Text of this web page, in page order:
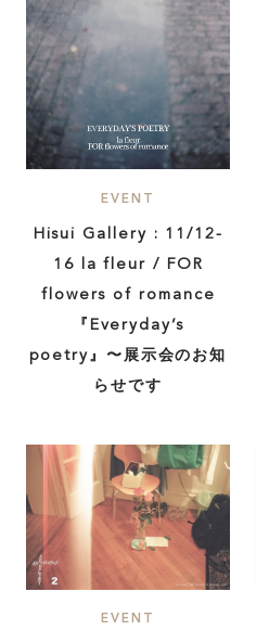
SHARE :
EVENT
Hisui Gallery : 11/12-
16 la fleur / FOR
flowers of romance
『Everyday’s
poetry』〜展示会のお知
らせです
EVENT